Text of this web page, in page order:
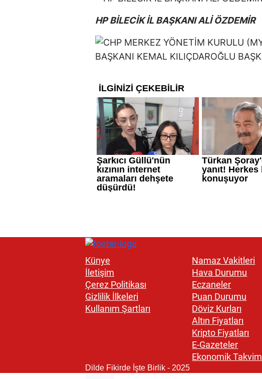
HP BİLECİK İL BAŞKANI ALİ ÖZDEMİR
Künye
İletişim
Çerez Politikası
Gizlilik İlkeleri
Kullanım Şartları
Namaz Vakitleri
Hava Durumu
Eczaneler
Puan Durumu
Döviz Kurları
Altın Fiyatları
Kripto Fiyatları
E-Gazeteler
Ekonomik Takvim
Dilde Fikirde İşte Birlik - 2025